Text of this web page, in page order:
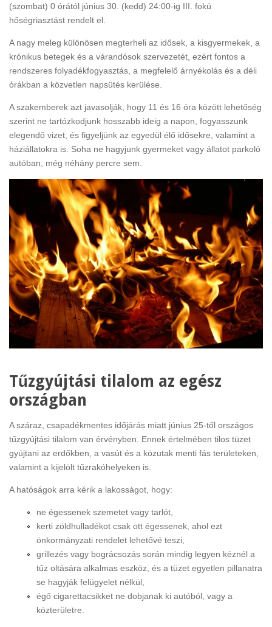
(szombat) 0 órától június 30. (kedd) 24:00-ig III. fokú
hőségriasztást rendelt el.
A nagy meleg különösen megterheli az idősek, a kisgyermekek, a
krónikus betegek és a várandósok szervezetét, ezért fontos a
rendszeres folyadékfogyasztás, a megfelelő árnyékolás és a déli
órákban a közvetlen napsütés kerülése.
A szakemberek azt javasolják, hogy 11 és 16 óra között lehetőség
szerint ne tartózkodjunk hosszabb ideig a napon, fogyasszunk
elegendő vizet, és figyeljünk az egyedül élő idősekre, valamint a
háziállatokra is. Soha ne hagyjunk gyermeket vagy állatot parkoló
autóban, még néhány percre sem.
Tűzgyújtási tilalom az egész
országban
A száraz, csapadékmentes időjárás miatt június 25-től országos
tűzgyújtási tilalom van érvényben. Ennek értelmében tilos tüzet
gyújtani az erdőkben, a vasút és a közutak menti fás területeken,
valamint a kijelölt tűzrakóhelyeken is.
A hatóságok arra kérik a lakosságot, hogy:
ne égessenek szemetet vagy tarlót,
kerti zöldhulladékot csak ott égessenek, ahol ezt
önkormányzati rendelet lehetővé teszi,
grillezés vagy bográcsozás során mindig legyen kéznél a
tűz oltására alkalmas eszköz, és a tüzet egyetlen pillanatra
se hagyják felügyelet nélkül,
égő cigarettacsikket ne dobjanak ki autóból, vagy a
közterületre.